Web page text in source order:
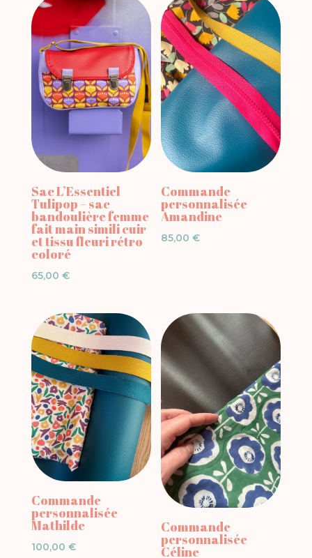
Sac L’Essentiel
Tulipop – sac
bandoulière femme
fait main simili cuir
et tissu fleuri rétro
coloré
65,00 €
Commande
personnalisée
Amandine
85,00€
Commande
personnalisée
Mathilde
100,00 €
Commande
personnalisée
Céline